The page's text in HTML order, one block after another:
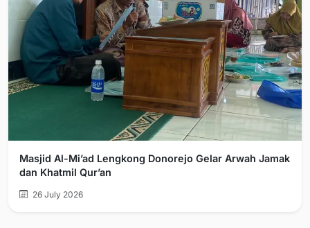
Masjid Al-Mi’ad Lengkong Donorejo Gelar Arwah Jamak
dan Khatmil Qur’an
26 July 2026